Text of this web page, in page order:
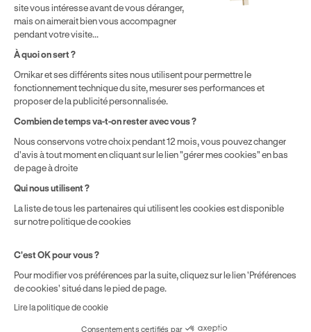
Auto-école agréée
Aide & contact
Club
Auto-école & Assurance
Formation entreprise
Gérer mes cookies
site vous intéresse avant de vous déranger,
mais on aimerait bien vous accompagner
pendant votre visite...
À quoi on sert ?
Ornikar et ses différents sites nous utilisent pour permettre le
fonctionnement technique du site, mesurer ses performances et
proposer de la publicité personnalisée.
Combien de temps va-t-on rester avec vous ?
Nous conservons votre choix pendant 12 mois, vous pouvez changer
d'avis à tout moment en cliquant sur le lien "gérer mes cookies" en bas
de page à droite
Qui nous utilisent ?
La liste de tous les partenaires qui utilisent les cookies est disponible
sur notre politique de cookies
C'est OK pour vous ?
Pour modifier vos préférences par la suite, cliquez sur le lien 'Préférences
de cookies' situé dans le pied de page.
Lire la politique de cookie
Consentements certifiés par